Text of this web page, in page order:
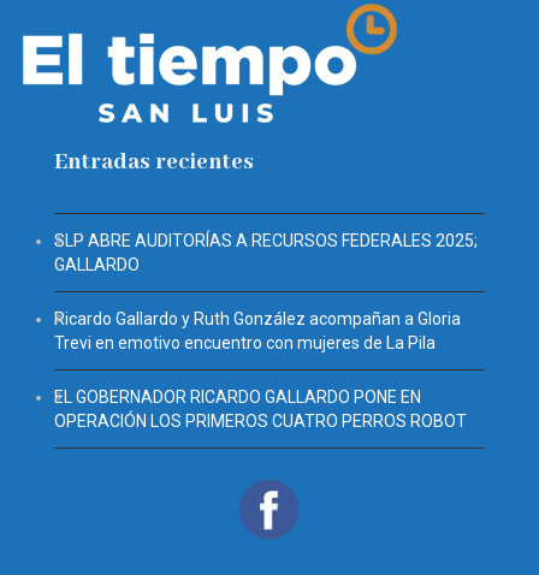
Entradas recientes
SLP ABRE AUDITORÍAS A RECURSOS FEDERALES 2025;
GALLARDO
Ricardo Gallardo y Ruth González acompañan a Gloria
Trevi en emotivo encuentro con mujeres de La Pila
EL GOBERNADOR RICARDO GALLARDO PONE EN
OPERACIÓN LOS PRIMEROS CUATRO PERROS ROBOT